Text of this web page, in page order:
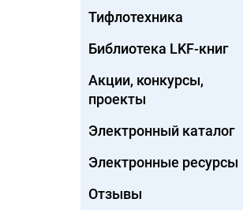
Тифлотехника
Библиотека LKF-книг
Акции, конкурсы,
проекты
Электронный каталог
Электронные ресурсы
Отзывы